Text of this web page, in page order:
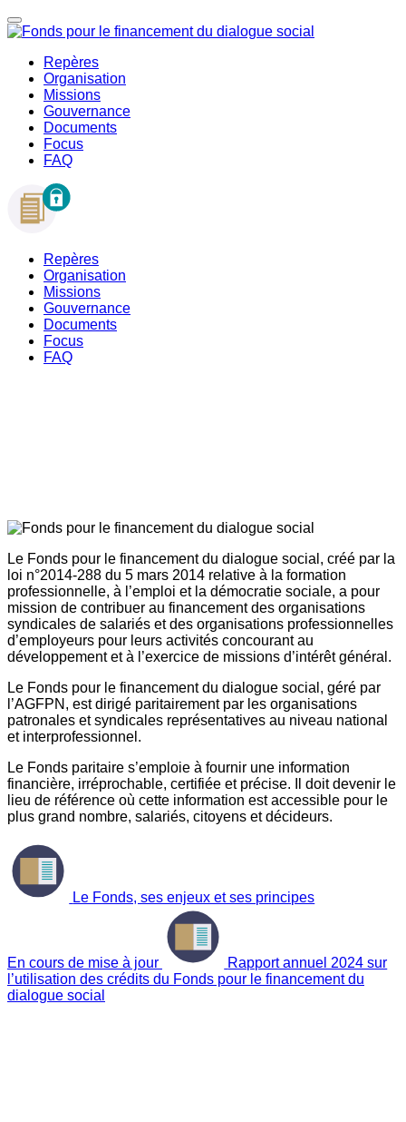
Repères
Organisation
Missions
Gouvernance
Documents
Focus
FAQ
Repères
Organisation
Missions
Gouvernance
Documents
Focus
FAQ
Le Fonds pour le financement du dialogue social, créé par la
loi n°2014-288 du 5 mars 2014 relative à la formation
professionnelle, à l’emploi et la démocratie sociale, a pour
mission de contribuer au financement des organisations
syndicales de salariés et des organisations professionnelles
d’employeurs pour leurs activités concourant au
développement et à l’exercice de missions d’intérêt général.
Le Fonds pour le financement du dialogue social, géré par
l’AGFPN, est dirigé paritairement par les organisations
patronales et syndicales représentatives au niveau national
et interprofessionnel.
Le Fonds paritaire s’emploie à fournir une information
financière, irréprochable, certifiée et précise. Il doit devenir le
lieu de référence où cette information est accessible pour le
plus grand nombre, salariés, citoyens et décideurs.
Le Fonds, ses enjeux et ses principes
En cours de mise à jour
Rapport annuel 2024 sur
l’utilisation des crédits du Fonds pour le financement du
dialogue social